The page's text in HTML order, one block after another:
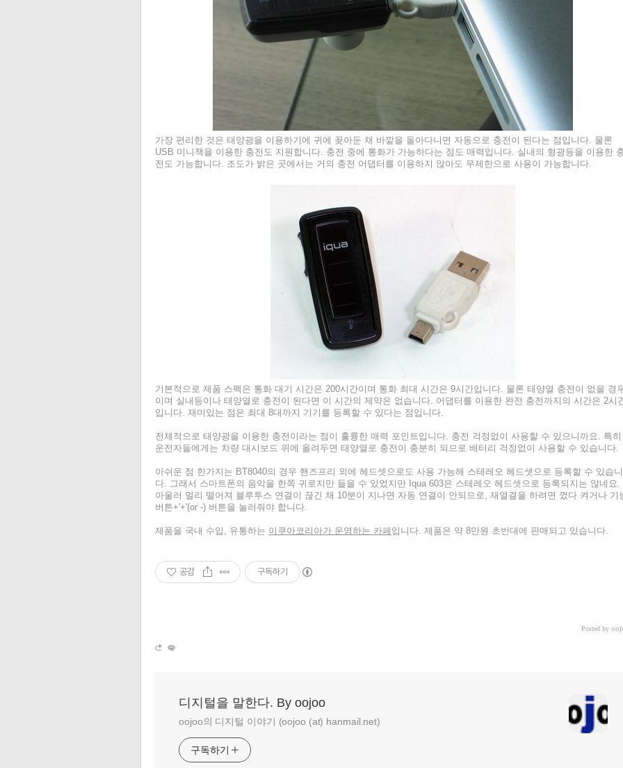
가장 편리한 것은 태양광을 이용하기에 귀에 꽂아둔 채 바깥을 돌아다니면 자동으로 충전이 된다는 점입니다. 물론
USB 미니잭을 이용한 충전도 지원합니다. 충전 중에 통화가 가능하다는 점도 매력입니다. 실내의 형광등을 이용한
전도 가능합니다. 조도가 밝은 곳에서는 거의 충전 어댑터를 이용하지 않아도 무제한으로 사용이 가능합니다.
기본적으로 제품 스펙은 통화 대기 시간은 200시간이며 통화 최대 시간은 9시간입니다. 물론 태양열 충전이 없을 경
이며 실내등이나 태양열로 충전이 된다면 이 시간의 제약은 없습니다. 어댑터를 이용한 완전 충전까지의 시간은 2시
입니다. 재미있는 점은 최대 8대까지 기기를 등록할 수 있다는 점입니다.
전체적으로 태양광을 이용한 충전이라는 점이 훌륭한 매력 포인트입니다. 충전 걱정없이 사용할 수 있으니까요. 특히
운전자들에게는 차량 대시보드 위에 올려두면 태양열로 충전이 충분히 되므로 배터리 걱정없이 사용할 수 있습니다.
아쉬운 점 한가지는 BT8040의 경우 핸즈프리 외에 헤드셋으로도 사용 가능해 스테레오 헤드셋으로 등록할 수 있습니
다. 그래서 스마트폰의 음악을 한쪽 귀로지만 들을 수 있었지만 Iqua 603은 스테레오 헤드셋으로 등록되지는 않네요.
아울러 멀리 떨어져 블루투스 연결이 끊긴 채 10분이 지나면 자동 연결이 안되므로, 재열결을 하려면 껐다 켜거나 기
버튼+'+'(or -) 버튼을 눌러줘야 합니다.
제품을 국내 수입, 유통하는 이쿠아코리아가 운영하는 카페 입니다. 제품은 약 8만원 초반대에 판매되고 있습니다.
공감 구독하기
Posted by
디지털을 말한다. By oojoo
oojoo의 디지털 이야기 (oojoo (at) hanmail.net)
구독하기